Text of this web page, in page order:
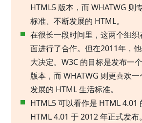
HTML5 版本，而 WHATWG 则
标准、不断发展的 HTML。
在很长一段时间里，这两个组
面进行了合作。但在2011年，
大决定。W3C 的目标是发布一
版本，而 WHATWG 则更喜欢
发展的 HTML 生活标准。
HTML5 可以看作是 HTML 4.01
HTML 4.01 于 2012 年正式发